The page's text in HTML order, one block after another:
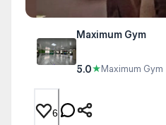
Maximum Gym
5.0★Maximum Gym
6